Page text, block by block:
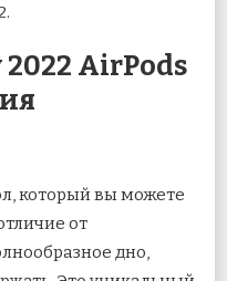
AirPods
который вы можете
от
дно,